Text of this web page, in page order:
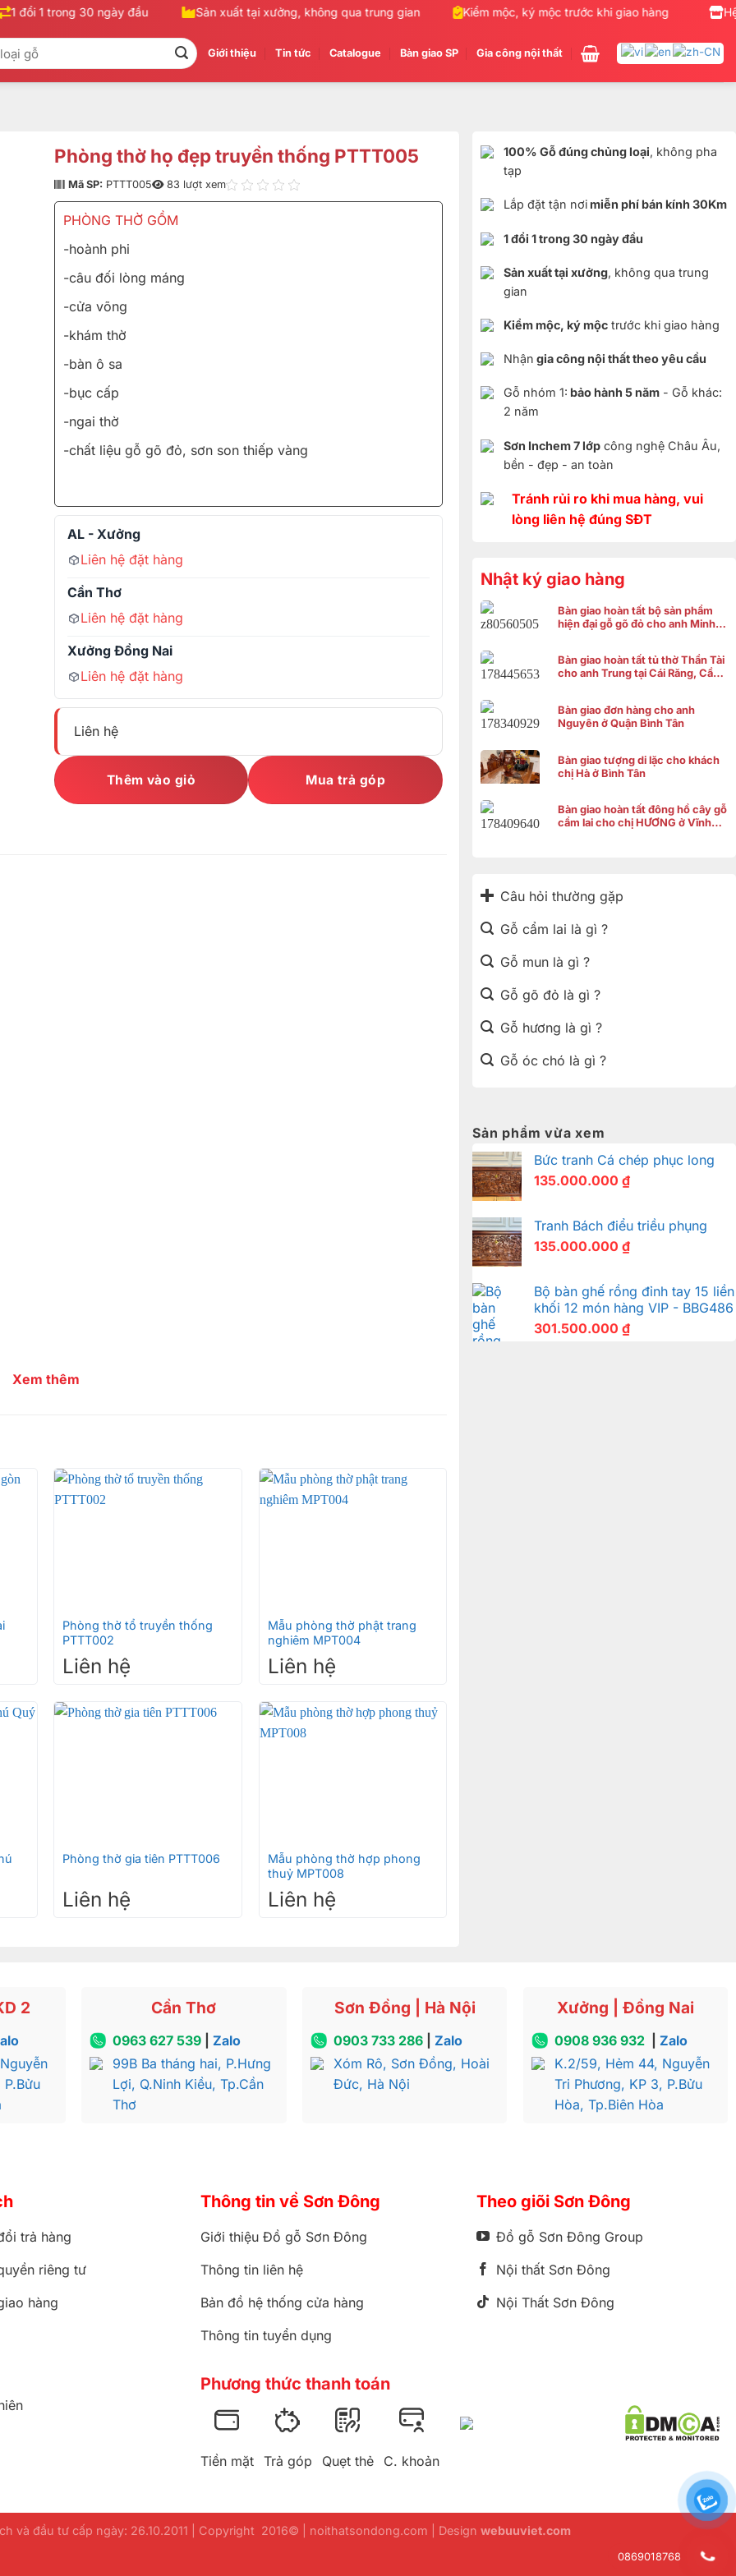
đổi 1 trong 30 ngày đầu Sản xuất tại xưởng, không qua trung gian Kiểm mộc, ký mộc trước khi giao hàng
Giới thiệu Tin tức Catalogue Bàn giao SP Gia công nội thất
100% Gỗ đúng chủng loại, không pha
tạp
Lắp đặt tận nơimiễn phí bán kính 30Km
1 đổi 1 trong 30 ngày đầu
Sản xuất tại xưởng, không qua trung
gian
Kiểm mộc, ký mộctrước khi giao hàng
Nhận gia công nội thất theo yêu cầu
Gỗ nhóm 1: bảo hành 5 năm- Gỗ khác:
2 năm
Sơn Inchem 7 lớpcông nghệ Châu Âu,
bền - đẹp - an toàn
Tránh rủi ro khi mua hàng, vui
lòng liên hệ đúng SĐT
Nhật ký giao hàng
Bàn giao hoàn tất bộ sản phẩm
hiện đại gỗ gõ đỏ cho anh Minh ở
Bàn giao hoàn tất tủ thờ Thần Tài
cho anh Trung tại Cái Răng, Cần
Bàn giao đơn hàng cho anh
Nguyên ở Quận Bình Tân
Bàn giao tượng di lặc cho khách
chị Hà ở Bình Tân
Bàn giao hoàn tất đông hồ cây gỗ
cẩm lai cho chị HƯƠNG ở Vĩnh
Câu hỏi thường gặp
Gỗ cẩm lai là gì ?
Gỗ mun là gì ?
Gỗ gõ đỏ là gì ?
Gỗ hương là gì ?
Gỗ óc chó là gì ?
Sản phẩm vừa xem
Bức tranh Cá chép phục long
135.000.000 ₫
Tranh Bách điểu triều phụng
135.000.000 ₫
Bộ bàn ghế rồng đỉnh tay 15 liền
khối 12 món hàng VIP - BBG486
301.500.000 ₫
Phòng thờ họ đẹp truyền thống PTTT005
Mã SP: PTTT005 83 lượt xem
PHÒNG THỜ GỒM
-hoành phi
-câu đối lòng máng
-cửa võng
-khám thờ
-bàn ô sa
-bục cấp
-ngai thờ
-chất liệu gỗ gõ đỏ, sơn son thiếp vàng
AL - Xưởng
Liên hệ đặt hàng
Cần Thơ
Liên hệ đặt hàng
Xưởng Đồng Nai
Liên hệ đặt hàng
Liên hệ
Thêm vào giỏ Mua trả góp
đuôi)
Xem thêm
Phòng thờ tổ truyền thống
PTTT002
Liên hệ
Mẫu phòng thờ phật trang
nghiêm MPT004
Liên hệ
Phòng thờ gia tiên PTTT006
Liên hệ
Mẫu phòng thờ hợp phong
thuỷ MPT008
Liên hệ
2 Cần Thơ
0963 627 539 |Zalo
99B Ba tháng hai, P.Hưng
Lợi, Q.Ninh Kiều, Tp.Cần
Thơ
Sơn Đồng | Hà Nội
0903 733 286 |Zalo
Xóm Rô, Sơn Đồng, Hoài
Đức, Hà Nội
Xưởng | Đồng Nai
0908 936 932
Zalo
K.2/59, Hẻm 44, Nguyễn
Tri Phương, KP 3, P.Bửu
Hòa, Tp.Biên Hòa
trả hàng
riêng tư
hàng
Thông tin về Sơn Đông
Giới thiệu Đồ gỗ Sơn Đông
Thông tin liên hệ
Bản đồ hệ thống cửa hàng
Thông tin tuyển dụng
Theo giõi Sơn Đông
Đồ gỗ Sơn Đông Group
Nội thất Sơn Đông
Nội Thất Sơn Đông
Phương thức thanh toán
Tiền mặt Trả góp Quẹt thẻ C. khoản
và đầu tư cấp ngày: 26.10.2011 | Copyright 2016© | noithatsondong.com | Design webuuviet.com
0869018768